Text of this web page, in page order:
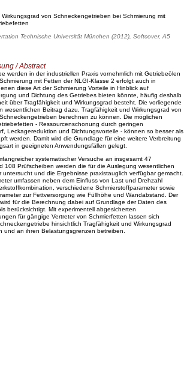
von Schneckengetrieben bei Schmierung mit
Technische Universität München (2012), Softcover, A5
/ Abstract
werden in der industriellen Praxis vornehmlich mit Getriebeölen
mit Fetten der NLGI-Klasse 2 erfolgt auch in
diese Art der Schmierung Vorteile in Hinblick auf
und Dichtung des Getriebes bieten könnte, häufig deshalb
über Tragfähigkeit und Wirkungsgrad besteht. Die vorliegende
wesentlichen Beitrag dazu, Tragfähigkeit und Wirkungsgrad von
berechnen zu können. Die möglichen
- Ressourcenschonung durch geringen
Leckagereduktion und Dichtungsvorteile - können so besser als
werden. Damit wird die Grundlage für eine weitere Verbreitung
in geeigneten Anwendungsfällen gelegt.
systematischer Versuche an insgesamt 47
108 Prüfscheiben werden die für die Auslegung wesentlichen
untersucht und die Ergebnisse praxistauglich verfügbar gemacht.
umfassen neben dem Einfluss von Last und Drehzahl
verschiedene Schmierstoffparameter sowie
zur Fettversorgung wie Füllhöhe und Wandabstand. Der
für die Berechnung dabei auf Grundlage der Daten des
berücksichtigt. Mit experimentell abgesicherten
für gängige Vertreter von Schmierfetten lassen sich
hinsichtlich Tragfähigkeit und Wirkungsgrad
und an ihren Belastungsgrenzen betreiben.